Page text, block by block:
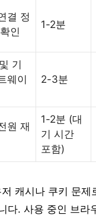
결 정
인
1-2분
기
웨이
2-3분
원 재
1-2분 (대
기 시간
포함)
캐시나 쿠키 문제
다. 사용 중인 브라